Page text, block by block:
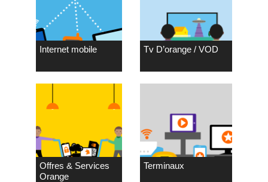
Internet mobile Tv D’orange / VOD
Offres & Services
Orange
Terminaux